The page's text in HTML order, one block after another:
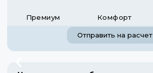
Премиум Комфорт
Отправить на расчет